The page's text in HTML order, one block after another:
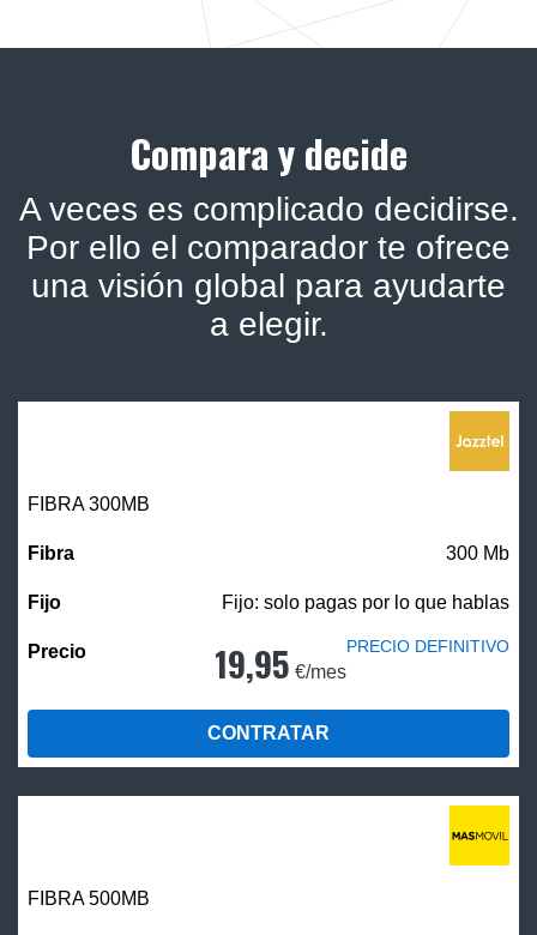
Compara y decide
A veces es complicado decidirse.
Por ello el comparador te ofrece
una visión global para ayudarte
a elegir.
FIBRA 300MB
300 Mb
Fijo: solo pagas por lo que hablas
19,95 €/mes
PRECIO DEFINITIVO
CONTRATAR
FIBRA500MB